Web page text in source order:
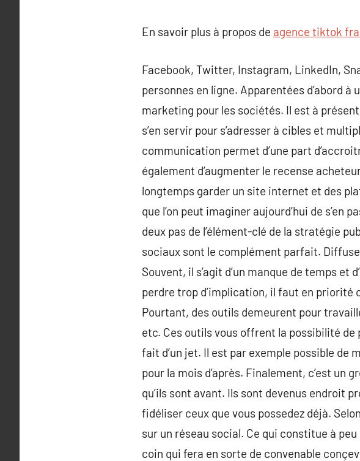
En savoir plus à propos de agence tiktok
Facebook, Twitter, Instagram, LinkedIn,
personnes en ligne. Apparentées d’abord
marketing pour les sociétés. Il est à
s’en servir pour s’adresser à cibles et
communication permet d’une part
également d’augmenter le recense
longtemps garder un site internet et des
que l’on peut imaginer aujourd’hui de
deux pas de l’élément-clé de la stratégie
sociaux sont le complément parfait.
Souvent, il s’agit d’un manque de temps
perdre trop d’implication, il faut en priorité
Pourtant, des outils demeurent pour
etc. Ces outils vous offrent la possibilité
fait d’un jet. Il est par exemple possible de
pour la mois d’après. Finalement, c’est un
qu’ils sont avant. Ils sont devenus endroit
fidéliser ceux que vous possedez déjà.
sur un réseau social. Ce qui constitue à
coin qui fera en sorte de convenable